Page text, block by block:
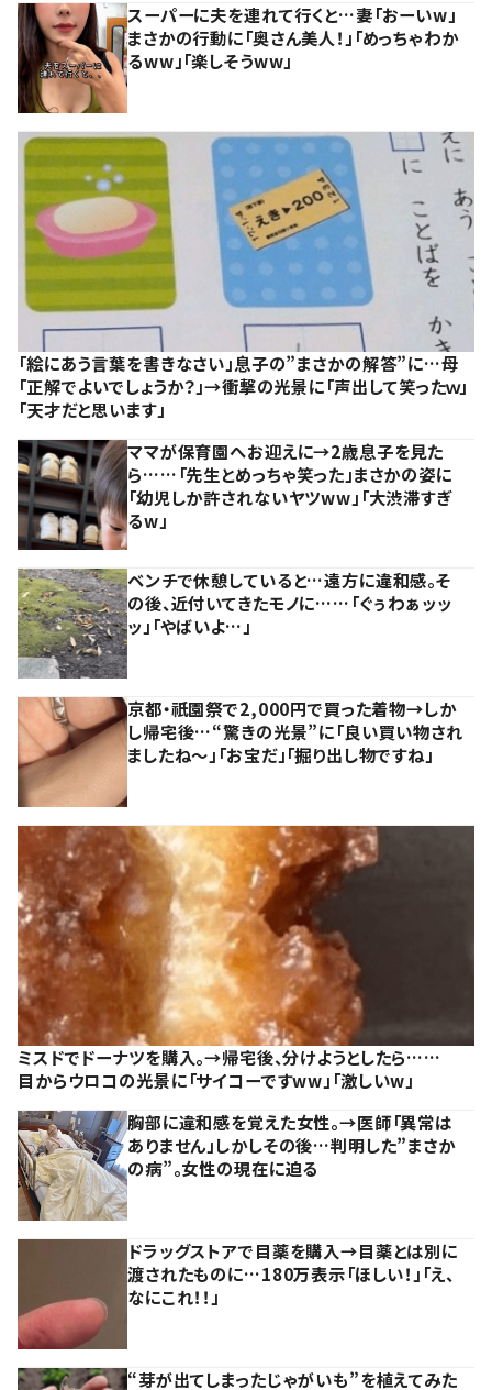
スーパーに夫を連れて行くと…妻「おーいw」
まさかの行動に「奥さん美人！」「めっちゃわか
るww」「楽しそうww」
「絵にあう言葉を書きなさい」息子の”まさかの解答”に…母
「正解でよいでしょうか？」→衝撃の光景に「声出して笑ったｗ」
「天才だと思います」
ママが保育園へお迎えに→2歳息子を見た
ら……「先生とめっちゃ笑った」まさかの姿に
「幼児しか許されないヤツww」「大渋滞すぎ
るw」
ベンチで休憩していると…遠方に違和感。そ
の後、近付いてきたモノに……「ぐぅわぁッッ
ッ」「やばいよ…」
京都・祇園祭で2,000円で買った着物→しか
し帰宅後…“驚きの光景”に「良い買い物され
ましたね～」「お宝だ」「掘り出し物ですね」
ミスドでドーナツを購入。→帰宅後、分けようとしたら……
目からウロコの光景に「サイコーですww」「激しいw」
胸部に違和感を覚えた女性。→医師「異常は
ありません」しかしその後…判明した”まさか
の病”。女性の現在に迫る
ドラッグストアで目薬を購入→目薬とは別に
渡されたものに…180万表示「ほしい！」「え、
なにこれ！！」
“芽が出てしまったじゃがいも”を植えてみた